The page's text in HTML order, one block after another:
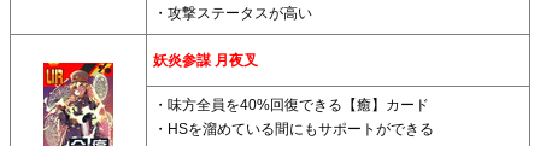
・攻撃ステータスが高い
妖炎参謀 月夜叉
・味方全員を40%回復できる【癒】カード
・HSを溜めている間にもサポートができる